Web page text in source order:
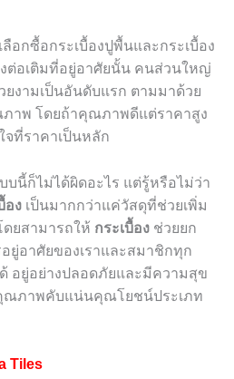
อกซื้อกระเบื้องปูพื้นและกระเบื้อง
ต่อเติมที่อยู่อาศัยนั้น คนส่วนใหญ่
ยงามเป็นอันดับแรก ตามมาด้วย
าพ โดยถ้าคุณภาพดีแต่ราคาสูง
ที่ราคาเป็นหลัก
บนี้ก็ไม่ได้ผิดอะไร แต่รู้หรือไม่ว่า
อง เป็นมากกว่าแค่วัสดุที่ช่วยเพิ่ม
ดยสามารถให้ กระเบื้อง ช่วยยก
อาศัยของเราและสมาชิกทุก
อยู่อย่างปลอดภัยและมีความสุข
ณภาพคับแน่นคุณโยชน์ประเภท
Tiles